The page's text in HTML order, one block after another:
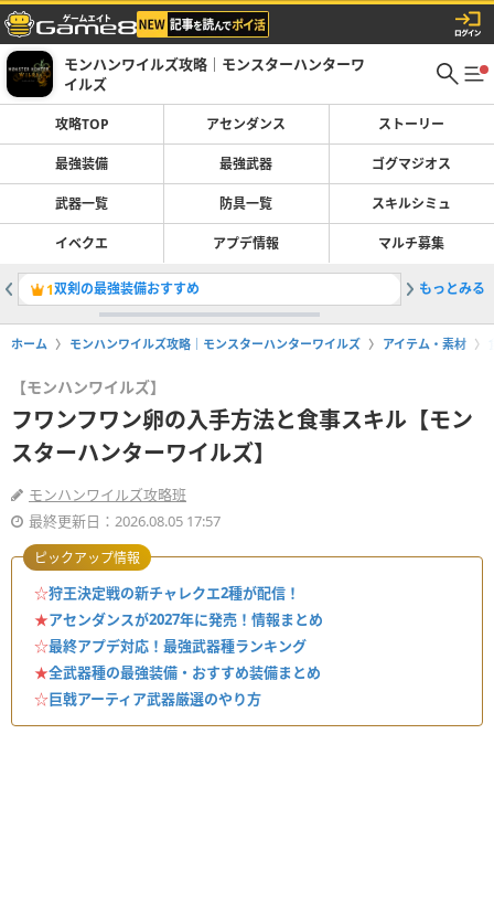
モンハンワイルズ攻略｜モンスターハンターワ
イルズ
攻略TOP アセンダンス ストーリー
最強装備 最強武器 ゴグマジオス
武器一覧 防具一覧 スキルシミュ
イベクエ アプデ情報 マルチ募集
1双剣の最強装備おすすめ 2アセン
もっとみる
ホーム モンハンワイルズ攻略｜モンスターハンターワイルズ アイテム・素材
【モンハンワイルズ】
フワンフワン卵の入手方法と食事スキル【モン
スターハンターワイルズ】
モンハンワイルズ攻略班
最終更新日：2026.08.05 17:57
☆狩王決定戦の新チャレクエ2種が配信！
★アセンダンスが2027年に発売！情報まとめ
☆最終アプデ対応！最強武器種ランキング
★全武器種の最強装備・おすすめ装備まとめ
☆巨戟アーティア武器厳選のやり方
ピックアップ情報